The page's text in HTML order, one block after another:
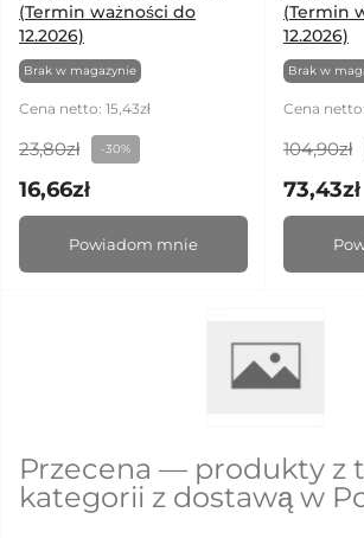
(Termin ważności do
12.2026)
Brak w magazynie
Cena netto: 15,43zł
23,80zł -30%
16,66zł
Powiadom mnie
(Termin
12.2026)
Brak w
Cena netto:
104,90zł
73,43zł
Przecena — produkty z
kategorii z dostawą w